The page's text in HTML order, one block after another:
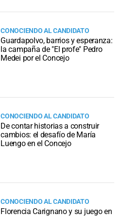
CONOCIENDO AL CANDIDATO
Guardapolvo, barrios y esperanza:
la campaña de "El profe" Pedro
Medei por el Concejo
CONOCIENDO AL CANDIDATO
De contar historias a construir
cambios: el desafío de María
Luengo en el Concejo
CONOCIENDO AL CANDIDATO
Florencia Carignano y su juego en